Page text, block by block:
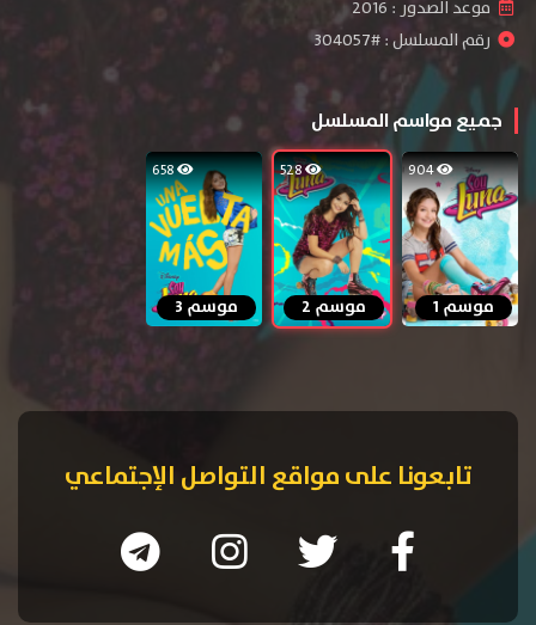
موعد الصدور : 2016
رقم المسلسل : #304057
جميع مواسم المسلسل
904
موسم 1
528
موسم 2
658
موسم 3
تابعونا على مواقع التواصل الإجتماعي